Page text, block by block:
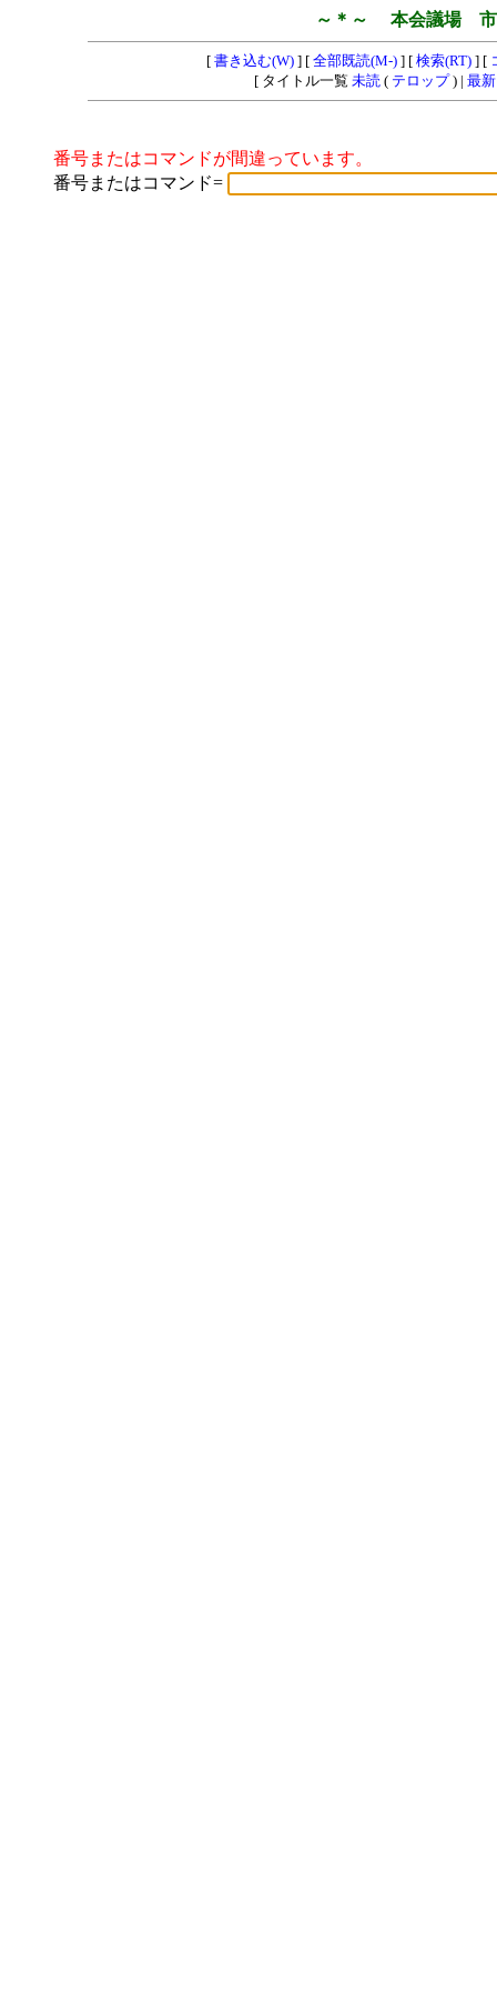
～＊～ 本会議場 市
[ 書き込む(W)] [ 全部既読(M-)] [ 検索(RT)] [
[ タイトル一覧 未読( テロップ) | 最新
番号またはコマンドが間違っています。
番号またはコマンド=